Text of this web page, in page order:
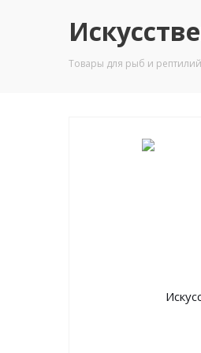
Товары для рыб и рептилий